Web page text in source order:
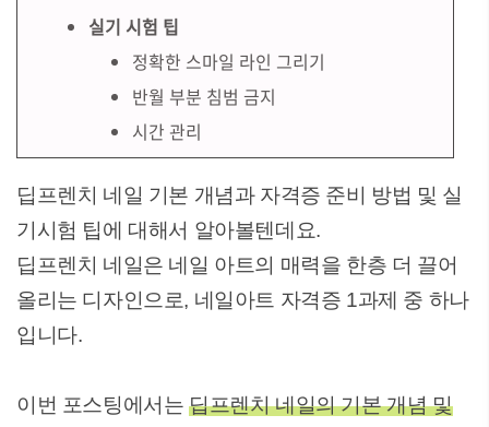
실기 시험 팁
정확한 스마일 라인 그리기
반월 부분 침범 금지
시간 관리
딥프렌치 네일 기본 개념과 자격증 준비 방법 및 실
기시험 팁에 대해서 알아볼텐데요.
딥프렌치 네일은 네일 아트의 매력을 한층 더 끌어
올리는 디자인으로, 네일아트 자격증 1과제 중 하나
입니다.
이번 포스팅에서는 딥프렌치 네일의 기본 개념 및